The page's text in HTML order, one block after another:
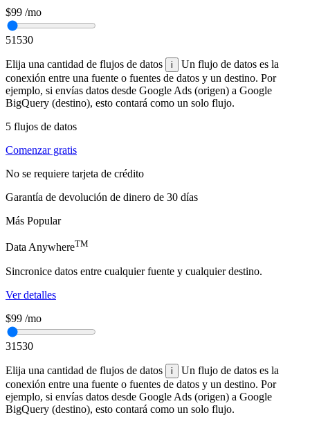
$99 /mo
51530
Elija una cantidad de flujos de datos i
Un flujo de datos es la
conexión entre una fuente o fuentes de datos y un destino. Por
ejemplo, si envías datos desde Google Ads (origen) a Google
BigQuery (destino), esto contará como un solo flujo.
5 flujos de datos
Comenzar gratis
No se requiere tarjeta de crédito
Garantía de devolución de dinero de 30 días
Más Popular
Data AnywhereTM
Sincronice datos entre cualquier fuente y cualquier destino.
Ver detalles
$99 /mo
31530
Elija una cantidad de flujos de datos i
Un flujo de datos es la
conexión entre una fuente o fuentes de datos y un destino. Por
ejemplo, si envías datos desde Google Ads (origen) a Google
BigQuery (destino), esto contará como un solo flujo.